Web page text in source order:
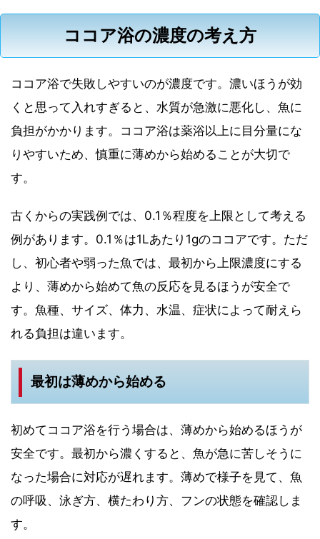
ココア浴の濃度の考え方
ココア浴で失敗しやすいのが濃度です。濃いほうが効
くと思って入れすぎると、水質が急激に悪化し、魚に
負担がかかります。ココア浴は薬浴以上に目分量にな
りやすいため、慎重に薄めから始めることが大切で
す。
古くからの実践例では、0.1％程度を上限として考える
例があります。0.1％は1Lあたり1gのココアです。ただ
し、初心者や弱った魚では、最初から上限濃度にする
より、薄めから始めて魚の反応を見るほうが安全で
す。魚種、サイズ、体力、水温、症状によって耐えら
れる負担は違います。
最初は薄めから始める
初めてココア浴を行う場合は、薄めから始めるほうが
安全です。最初から濃くすると、魚が急に苦しそうに
なった場合に対応が遅れます。薄めで様子を見て、魚
の呼吸、泳ぎ方、横たわり方、フンの状態を確認しま
す。